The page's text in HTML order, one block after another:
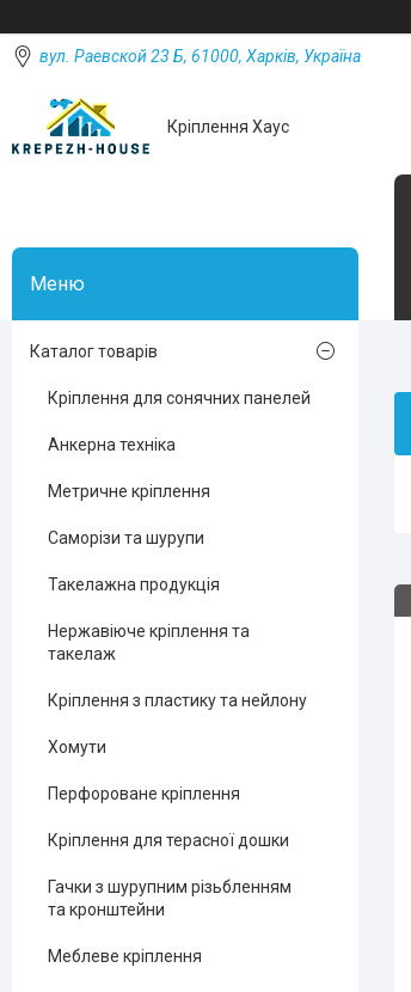
вул. Раевской 23 Б, 61000, Харків, Україна
Кріплення Хаус
Каталог товарів
Кріплення для сонячних панелей
Анкерна техніка
Метричне кріплення
Саморізи та шурупи
Такелажна продукція
Нержавіюче кріплення та
такелаж
Кріплення з пластику та нейлону
Хомути
Перфороване кріплення
Кріплення для терасної дошки
Гачки з шурупним різьбленням
та кронштейни
Меблеве кріплення